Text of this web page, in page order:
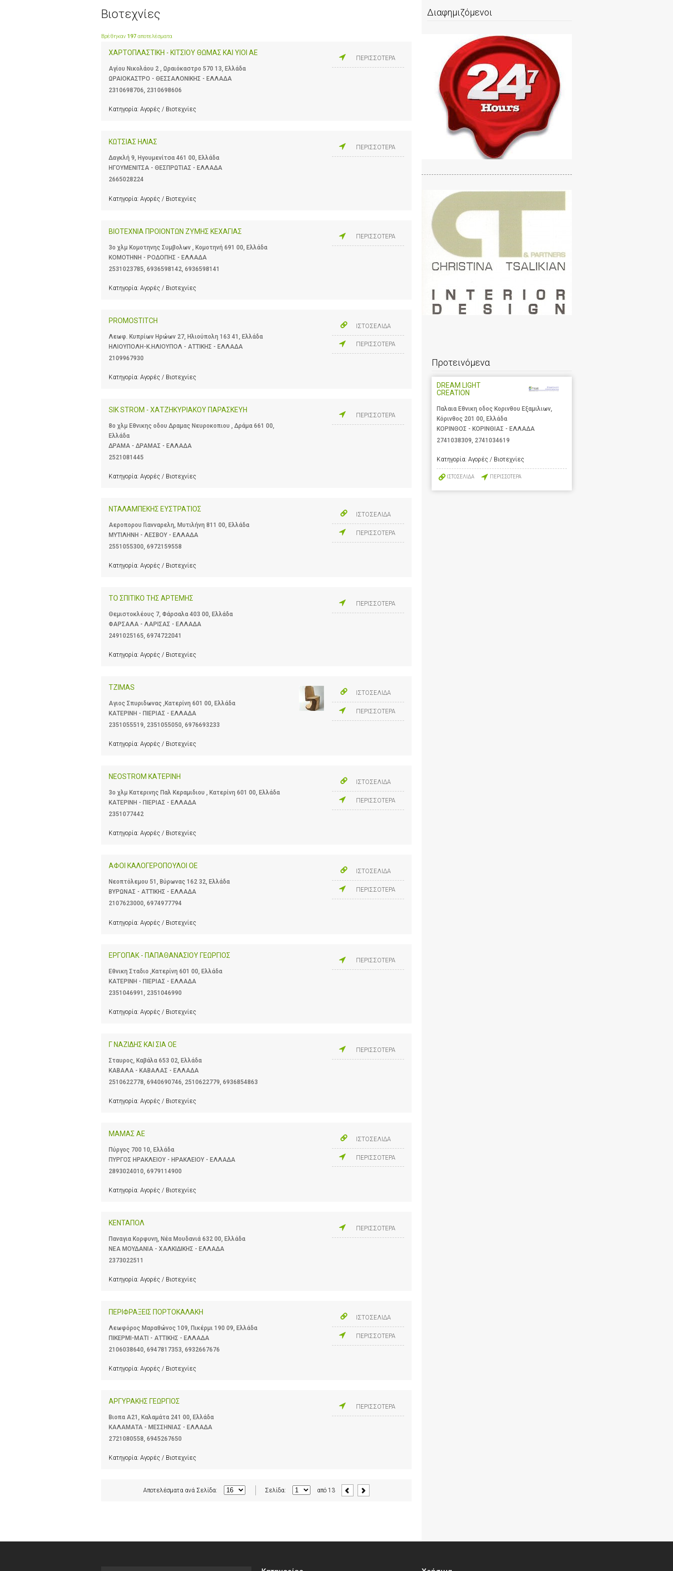
Βιοτεχνίες
Βρέθηκαν 197 αποτελέσματα
ΧΑΡΤΟΠΛΑΣΤΙΚΗ - ΚΙΤΣΙΟΥ ΘΩΜΑΣ ΚΑΙ ΥΙΟΙ ΑΕ
Αγίου Νικολάου 2 , Ωραιόκαστρο 570 13, Ελλάδα
ΩΡΑΙΟΚΑΣΤΡΟ - ΘΕΣΣΑΛΟΝΙΚΗΣ - ΕΛΛΑΔΑ
2310698706, 2310698606
Κατηγορία: Αγορές / Βιοτεχνίες
ΠΕΡΙΣΣΟΤΕΡΑ
ΚΩΤΣΙΑΣ ΗΛΙΑΣ
Δαγκλή 9, Ηγουμενίτσα 461 00, Ελλάδα
ΗΓΟΥΜΕΝΙΤΣΑ - ΘΕΣΠΡΩΤΙΑΣ - ΕΛΛΑΔΑ
2665028224
Κατηγορία: Αγορές / Βιοτεχνίες
ΠΕΡΙΣΣΟΤΕΡΑ
BIOTEXNIA ΠΡΟΙΟΝΤΩΝ ΖΥΜΗΣ ΚΕΧΑΓΙΑΣ
3ο χλμ Κομοτηνης Συμβολων , Κομοτηνή 691 00, Ελλάδα
ΚΟΜΟΤΗΝΗ - ΡΟΔΟΠΗΣ - ΕΛΛΑΔΑ
2531023785 6936598142 6936598141
Κατηγορία: Αγορές / Βιοτεχνίες
ΠΕΡΙΣΣΟΤΕΡΑ
PROMOSTIΤCH
Λεωφ. Κυπρίων Ηρώων 27, Ηλιούπολη 163 41, Ελλάδα
ΗΛΙΟΥΠΟΛΗ-Κ.ΗΛΙΟΥΠΟΛ - ΑΤΤΙΚΗΣ - ΕΛΛΑΔΑ
2109967930
Κατηγορία: Αγορές / Βιοτεχνίες
ΙΣΤΟΣΕΛΙΔΑ
ΠΕΡΙΣΣΟΤΕΡΑ
SIK STROM - ΧΑΤΖΗΚΥΡΙΑΚΟΥ ΠΑΡΑΣΚΕΥΗ
8ο χλμ Εθνικης οδου Δραμας Νευροκοπιου , Δράμα 661 00,
Ελλάδα
ΔΡΑΜΑ - ΔΡΑΜΑΣ - ΕΛΛΑΔΑ
2521081445
Κατηγορία: Αγορές / Βιοτεχνίες
ΠΕΡΙΣΣΟΤΕΡΑ
ΝΤΑΛΑΜΠΕΚΗΣ ΕΥΣΤΡΑΤΙΟΣ
Αεροπορου Γιανναρελη, Μυτιλήνη 811 00, Ελλάδα
ΜΥΤΙΛΗΝΗ - ΛΕΣΒΟΥ - ΕΛΛΑΔΑ
2551055300, 6972159558
Κατηγορία: Αγορές / Βιοτεχνίες
ΙΣΤΟΣΕΛΙΔΑ
ΠΕΡΙΣΣΟΤΕΡΑ
ΤΟ ΣΠΙΤΙΚΟ ΤΗΣ ΑΡΤΕΜΗΣ
Θεμιστοκλέους 7, Φάρσαλα 403 00, Ελλάδα
ΦΑΡΣΑΛΑ - ΛΑΡΙΣΑΣ - ΕΛΛΑΔΑ
2491025165, 6974722041
Κατηγορία: Αγορές / Βιοτεχνίες
ΠΕΡΙΣΣΟΤΕΡΑ
TZIMAS
Αγιος Σπυριδωνας ,Κατερίνη 601 00, Ελλάδα
ΚΑΤΕΡΙΝΗ - ΠΙΕΡΙΑΣ - ΕΛΛΑΔΑ
2351055519, 2351055050, 6976693233
Κατηγορία: Αγορές / Βιοτεχνίες
ΙΣΤΟΣΕΛΙΔΑ
ΠΕΡΙΣΣΟΤΕΡΑ
NEOSTROM ΚΑΤΕΡΙΝΗ
3ο χλμ Κατερινης Παλ Κεραμιδιου , Κατερίνη 601 00, Ελλάδα
ΚΑΤΕΡΙΝΗ - ΠΙΕΡΙΑΣ - ΕΛΛΑΔΑ
2351077442
Κατηγορία: Αγορές / Βιοτεχνίες
ΙΣΤΟΣΕΛΙΔΑ
ΠΕΡΙΣΣΟΤΕΡΑ
ΑΦΟΙ ΚΑΛΟΓΕΡΟΠΟΥΛΟΙ ΟΕ
Νεοπτόλεμου 51, Βύρωνας 162 32, Ελλάδα
ΒΥΡΩΝΑΣ - ΑΤΤΙΚΗΣ - ΕΛΛΑΔΑ
2107623000, 6974977794
Κατηγορία: Αγορές / Βιοτεχνίες
ΙΣΤΟΣΕΛΙΔΑ
ΠΕΡΙΣΣΟΤΕΡΑ
ΕΡΓΟΠΑΚ - ΠΑΠΑΘΑΝΑΣΙΟΥ ΓΕΩΡΓΙΟΣ
Εθνικη Σταδιο ,Κατερίνη 601 00, Ελλάδα
ΚΑΤΕΡΙΝΗ - ΠΙΕΡΙΑΣ - ΕΛΛΑΔΑ
2351046991
2351046990
Κατηγορία: Αγορές / Βιοτεχνίες
ΠΕΡΙΣΣΟΤΕΡΑ
Γ ΝΑΖΙΔΗΣ ΚΑΙ ΣΙΑ ΟΕ
Σταυρος, Καβάλα 653 02, Ελλάδα
ΚΑΒΑΛΑ - ΚΑΒΑΛΑΣ - ΕΛΛΑΔΑ
2510622778 6940690746 2510622779 6936854863
Κατηγορία: Αγορές / Βιοτεχνίες
ΠΕΡΙΣΣΟΤΕΡΑ
ΜΑΜΑΣ ΑΕ
Πύργος 700 10, Ελλάδα
ΠΥΡΓΟΣ ΗΡΑΚΛΕΙΟΥ - ΗΡΑΚΛΕΙΟΥ - ΕΛΛΑΔΑ
2893024010, 6979114900
Κατηγορία: Αγορές / Βιοτεχνίες
ΙΣΤΟΣΕΛΙΔΑ
ΠΕΡΙΣΣΟΤΕΡΑ
ΚΕΝΤΑΠΟΛ
Παναγια Κορφυνη, Νέα Μουδανιά 632 00, Ελλάδα
ΝΕΑ ΜΟΥΔΑΝΙΑ - ΧΑΛΚΙΔΙΚΗΣ - ΕΛΛΑΔΑ
2373022511
Κατηγορία: Αγορές / Βιοτεχνίες
ΠΕΡΙΣΣΟΤΕΡΑ
ΠΕΡΙΦΡΑΞΕΙΣ ΠΟΡΤΟΚΑΛΑΚΗ
Λεωφόρος Μαραθώνος 109, Πικέρμι 190 09, Ελλάδα
ΠΙΚΕΡΜΙ-ΜΑΤΙ - ΑΤΤΙΚΗΣ - ΕΛΛΑΔΑ
2106038640, 6947817353, 6932667676
Κατηγορία: Αγορές / Βιοτεχνίες
ΙΣΤΟΣΕΛΙΔΑ
ΠΕΡΙΣΣΟΤΕΡΑ
ΑΡΓΥΡΑΚΗΣ ΓΕΩΡΓΙΟΣ
Βιοπα Α21, Καλαμάτα 241 00, Ελλάδα
ΚΑΛΑΜΑΤΑ - ΜΕΣΣΗΝΙΑΣ - ΕΛΛΑΔΑ
2721080558, 6945267650
Κατηγορία: Αγορές / Βιοτεχνίες
ΠΕΡΙΣΣΟΤΕΡΑ
Αποτελέσματα ανά Σελίδα: Σελίδα: από 13
Διαφημιζόμενοι
Προτεινόμενα
DREAM LIGHT
CREATION
Παλαια Εθνικη οδος Κορινθου Εξαμιλιων,
Κόρινθος 201 00, Ελλάδα
ΚΟΡΙΝΘΟΣ - ΚΟΡΙΝΘΙΑΣ - ΕΛΛΑΔΑ
2741038309 2741034619
Κατηγορία: Αγορές / Βιοτεχνίες
ΙΣΤΟΣΕΛΙΔΑ ΠΕΡΙΣΣΟΤΕΡΑ